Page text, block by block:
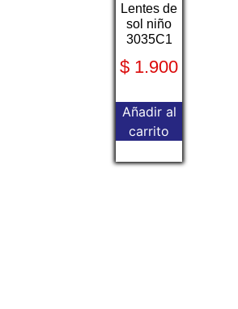
Lentes de
sol niño
3035C1
$ 1.900
Añadir al
carrito